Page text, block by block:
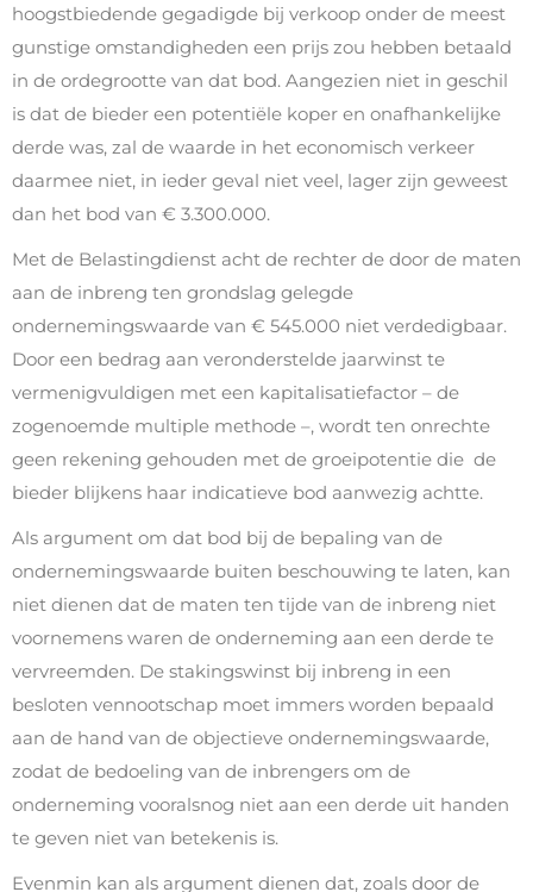
hoogstbiedende gegadigde bij verkoop onder de meest
gunstige omstandigheden een prijs zou hebben betaald
in de ordegrootte van dat bod. Aangezien niet in geschil
is dat de bieder een potentiële koper en onafhankelijke
derde was, zal de waarde in het economisch verkeer
daarmee niet, in ieder geval niet veel, lager zijn geweest
dan het bod van € 3.300.000.
Met de Belastingdienst acht de rechter de door de maten
aan de inbreng ten grondslag gelegde
ondernemingswaarde van € 545.000 niet verdedigbaar.
Door een bedrag aan veronderstelde jaarwinst te
vermenigvuldigen met een kapitalisatiefactor – de
zogenoemde multiple methode –, wordt ten onrechte
geen rekening gehouden met de groeipotentie die de
bieder blijkens haar indicatieve bod aanwezig achtte.
Als argument om dat bod bij de bepaling van de
ondernemingswaarde buiten beschouwing te laten, kan
niet dienen dat de maten ten tijde van de inbreng niet
voornemens waren de onderneming aan een derde te
vervreemden. De stakingswinst bij inbreng in een
besloten vennootschap moet immers worden bepaald
aan de hand van de objectieve ondernemingswaarde,
zodat de bedoeling van de inbrengers om de
onderneming vooralsnog niet aan een derde uit handen
te geven niet van betekenis is.
Evenmin kan als argument dienen dat, zoals door de